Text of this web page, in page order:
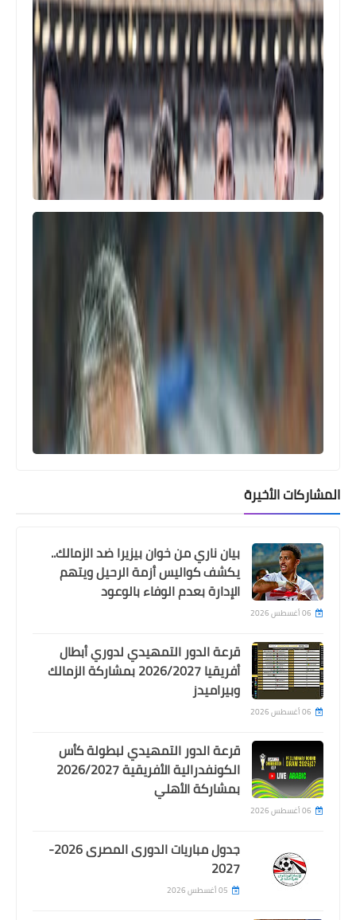
Egypt
عقوبة مالية ضخمة على لاعب الزمالك .. و
اللاعب يرغب فى الرحيل
قائمة الاهلى لمباراة طلائع الجيش .. ازمة
فى الهجوم و استبعاد 11 لاعب
Egypt
كولر ينفذ عقوبة كهربا و يستبعده من
مران الاهلى و مباراة طلائع الجيش
اخبار رياضية
من توديع اليورو امام بهدف خرافى امام
سلوفاكيا
المشاركات الأخيرة
بيان ناري من خوان بيزيرا ضد الزمالك..
يكشف كواليس أزمة الرحيل ويتهم
الإدارة بعدم الوفاء بالوعود
06 أغسطس 2026
قرعة الدور التمهيدي لدوري أبطال
أفريقيا 2026/2027 بمشاركة الزمالك
وبيراميدز
06 أغسطس 2026
قرعة الدور التمهيدي لبطولة كأس
الكونفدرالية الأفريقية 2026/2027
بمشاركة الأهلي
06 أغسطس 2026
جدول مباريات الدورى المصرى 2026-
2027
05 أغسطس 2026